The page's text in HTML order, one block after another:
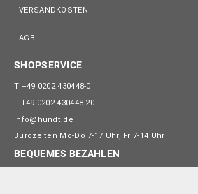
VERSANDKOSTEN
AGB
SHOPSERVICE
T +49 0202 430448-0
F +49 0202 430448-20
info@hundt.de
Bürozeiten Mo-Do 7-17 Uhr, Fr 7-14 Uhr
BEQUEMES BEZAHLEN